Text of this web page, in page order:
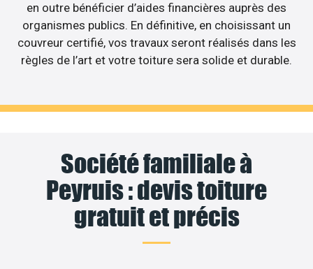
en outre bénéficier d’aides financières auprès des
organismes publics. En définitive, en choisissant un
couvreur certifié, vos travaux seront réalisés dans les
règles de l’art et votre toiture sera solide et durable.
Société familiale à
Peyruis : devis toiture
gratuit et précis